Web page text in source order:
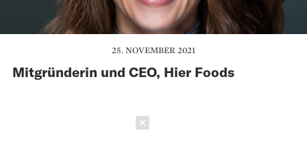
25. NOVEMBER 2021
Mitgründerin und CEO, Hier Foods